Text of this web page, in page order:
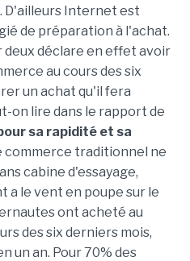
D'ailleurs Internet est
de préparation à l'achat.
deux déclare en effet avoir
au cours des six
un achat qu'il fera
on lire dans le rapport de
sa rapidité et sa
commerce traditionnel ne
cabine d'essayage,
a le vent en poupe sur le
ont acheté au
des six derniers mois,
un an. Pour 70% des